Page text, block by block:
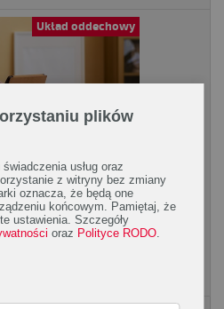
Układ oddechowy
są tak ważne?
wymaga szczególnej ochrony.
przeziębień i grupy trudności w
przysporzyć alergia...
plików
usług oraz
z witryny bez zmiany
oznacza, że będą one
końcowym. Pamiętaj, że
ustawienia. Szczegóły
oraz Polityce RODO